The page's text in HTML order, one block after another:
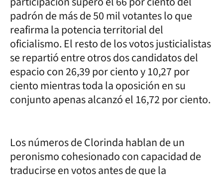
padrón de más de 50 mil votantes lo que
reafirma la potencia territorial del
oficialismo. El resto de los votos justicialistas
se repartió entre otros dos candidatos del
espacio con 26,39 por ciento y 10,27 por
ciento mientras toda la oposición en su
conjunto apenas alcanzó el 16,72 por ciento.
Los números de Clorinda hablan de un
peronismo cohesionado con capacidad de
traducirse en votos antes de que la